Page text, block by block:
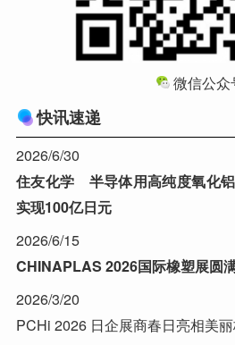
微信公众
快讯速递
2026/6/30
住友化学 半导体用高纯度氧化
实现100亿日元
2026/6/15
CHINAPLAS 2026国际橡塑展圆
2026/3/20
PCHi 2026 日企展商春日亮相美